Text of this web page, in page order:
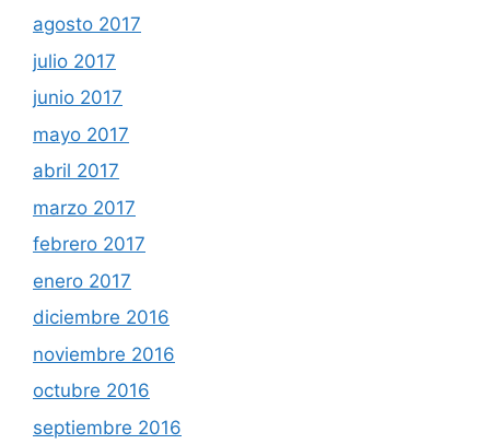
agosto 2017
julio 2017
junio 2017
mayo 2017
abril 2017
marzo 2017
febrero 2017
enero 2017
diciembre 2016
noviembre 2016
octubre 2016
septiembre 2016